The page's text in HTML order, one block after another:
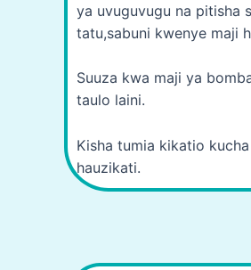
ya uvuguvugu na pitisha
tatu,sabuni kwenye maji
Suuza kwa maji ya
taulo laini.
Kisha tumia kikatio
hauzikati.